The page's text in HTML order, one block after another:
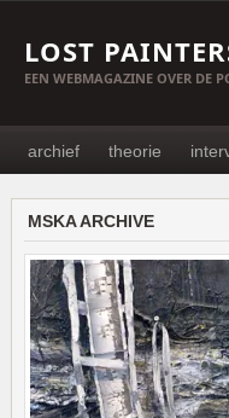
LOST
EEN WEBMAGAZINE OVER DE
archief theorie
MSKA ARCHIVE